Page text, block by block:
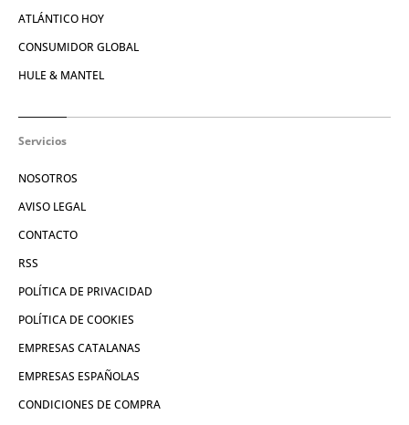
ATLÁNTICO HOY
CONSUMIDOR GLOBAL
HULE & MANTEL
Servicios
NOSOTROS
AVISO LEGAL
CONTACTO
RSS
POLÍTICA DE PRIVACIDAD
POLÍTICA DE COOKIES
EMPRESAS CATALANAS
EMPRESAS ESPAÑOLAS
CONDICIONES DE COMPRA